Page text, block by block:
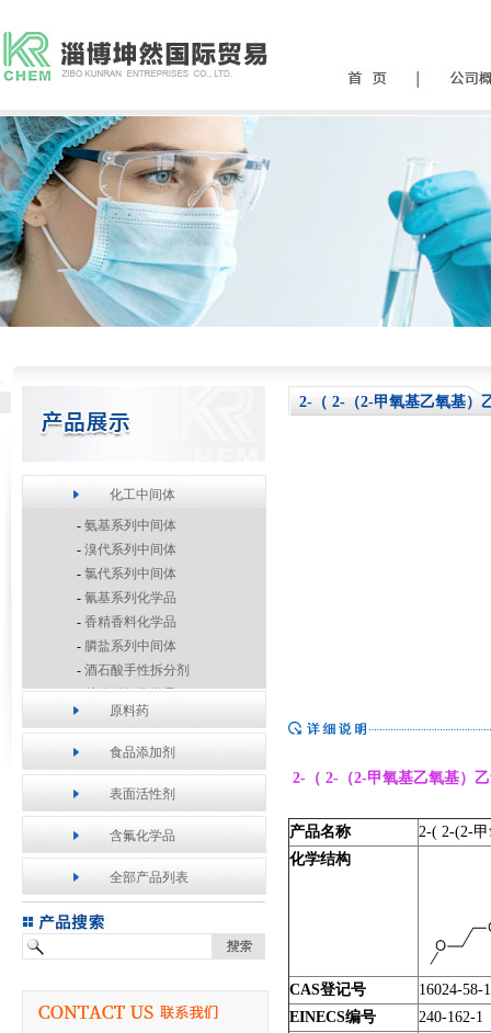
化工中间体
- 氨基系列中间体
- 溴代系列中间体
- 氯代系列中间体
- 氰基系列化学品
- 香精香料化学品
- 膦盐系列中间体
- 酒石酸手性拆分剂
-其他精细化学品
原料药
食品添加剂
表面活性剂
含氟化学品
全部产品列表
2-（ 2-（2-甲氧基乙氧基）
2-（ 2-（2-甲氧基乙氧基）
产品名称 2-( 2-(2-
化学结构
CAS登记号
16024-58-1
EINECS编号
240-162-1